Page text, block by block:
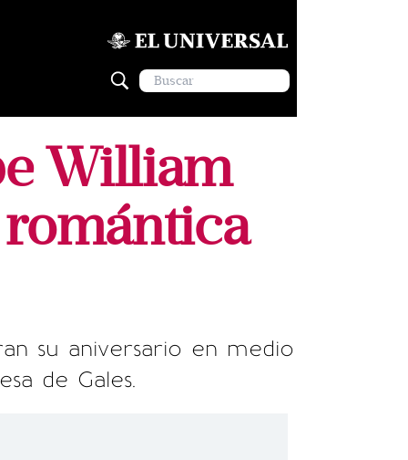
William
su aniversario en medio
de Gales.